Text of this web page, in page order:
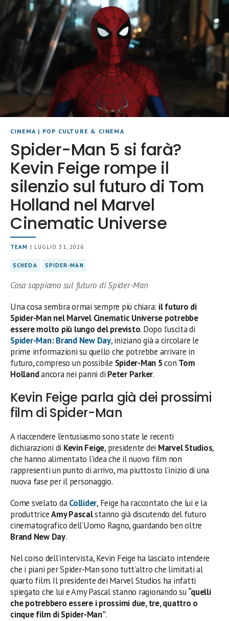
CINEMA | POP CULTURE & CINEMA
Spider-Man 5 si farà?
Kevin Feige rompe il
silenzio sul futuro di Tom
Holland nel Marvel
Cinematic Universe
TEAM | LUGLIO 31, 2026
SCHEDA SPIDER-MAN
Cosa sappiamo sul futuro di Spider-Man
Una cosa sembra ormai sempre più chiara: il futuro di
Spider-Man nel Marvel Cinematic Universe potrebbe
essere molto più lungo del previsto. Dopo l’uscita di
Spider-Man: Brand New Day, iniziano già a circolare le
prime informazioni su quello che potrebbe arrivare in
futuro, compreso un possibile Spider-Man 5con Tom
Hollandancora nei panni di Peter Parker.
Kevin Feige parla già dei prossimi
film di Spider-Man
A riaccendere l’entusiasmo sono state le recenti
dichiarazioni di Kevin Feige, presidente dei Marvel Studios,
che hanno alimentato l’idea che il nuovo film non
rappresenti un punto di arrivo, ma piuttosto l’inizio di una
nuova fase per il personaggio.
Come svelato daCollider, Feige ha raccontato che lui e la
produttriceAmy Pascalstanno già discutendo del futuro
cinematografico dell’Uomo Ragno, guardando ben oltre
Brand New Day.
Nel corso dell’intervista, Kevin Feige ha lasciato intendere
che i piani per Spider-Man sono tutt’altro che limitati al
quarto film. Il presidente dei Marvel Studios ha infatti
spiegato che lui e Amy Pascal stanno ragionando su“quelli
che potrebbero essere i prossimi due, tre, quattro o
cinque film di Spider-Man”.